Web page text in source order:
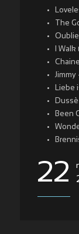
The
Oublie
I
Jimmy
Liebe
Been
22